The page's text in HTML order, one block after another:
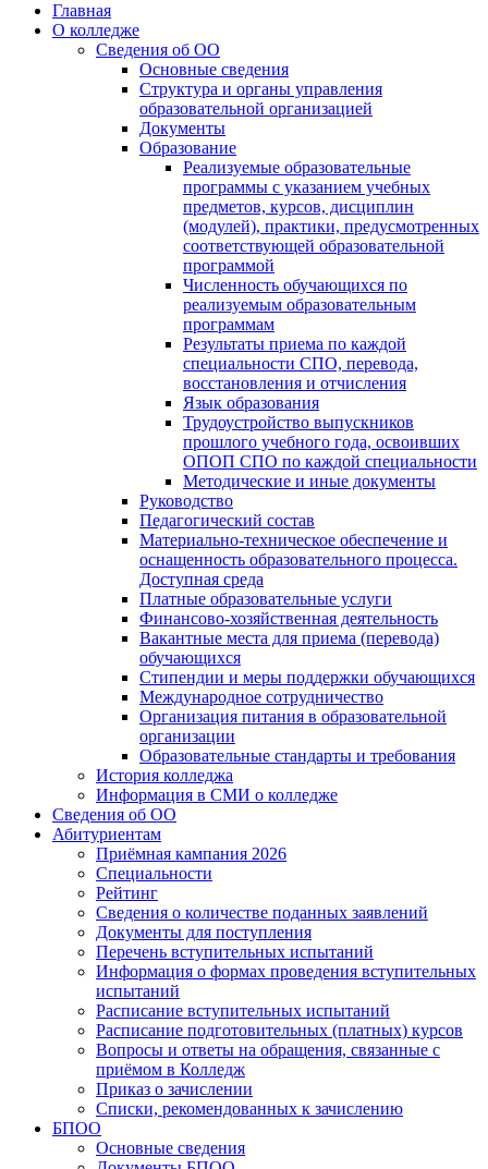
Главная
О колледже
Сведения об ОО
Основные сведения
Структура и органы управления
образовательной организацией
Документы
Образование
Реализуемые образовательные
программы с указанием учебных
предметов, курсов, дисциплин
(модулей), практики, предусмотренных
соответствующей образовательной
программой
Численность обучающихся по
реализуемым образовательным
программам
Результаты приема по каждой
специальности СПО, перевода,
восстановления и отчисления
Язык образования
Трудоустройство выпускников
прошлого учебного года, освоивших
ОПОП СПО по каждой специальности
Методические и иные документы
Руководство
Педагогический состав
Материально-техническое обеспечение и
оснащенность образовательного процесса.
Доступная среда
Платные образовательные услуги
Финансово-хозяйственная деятельность
Вакантные места для приема (перевода)
обучающихся
Стипендии и меры поддержки обучающихся
Международное сотрудничество
Организация питания в образовательной
организации
Образовательные стандарты и требования
История колледжа
Информация в СМИ о колледже
Сведения об ОО
Абитуриентам
Приёмная кампания 2026
Специальности
Рейтинг
Сведения о количестве поданных заявлений
Документы для поступления
Перечень вступительных испытаний
Информация о формах проведения вступительных
испытаний
Расписание вступительных испытаний
Расписание подготовительных (платных) курсов
Вопросы и ответы на обращения, связанные с
приёмом в Колледж
Приказ о зачислении
Списки, рекомендованных к зачислению
БПОО
Основные сведения